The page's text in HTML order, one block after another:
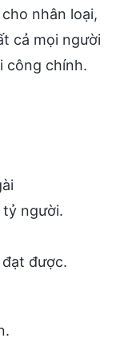
nhân loại,
cả mọi người
công chính.
người.
được.